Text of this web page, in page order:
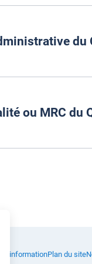
du
ou MRC du
statistiques par
l'informationPlan du site